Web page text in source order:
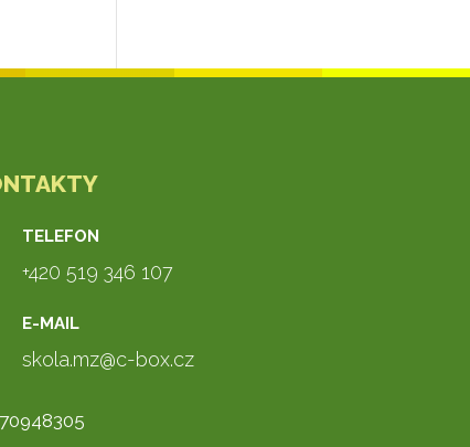
TELEFON
+420 519 346 107
E-MAIL
skola.mz@c-box.cz
70948305